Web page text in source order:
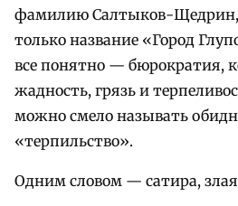
фамилию Салтыков-
только название «Город
все понятно — бюрократия,
жадность, грязь и
можно смело называть
«терпильство».
Одним словом — сатира,